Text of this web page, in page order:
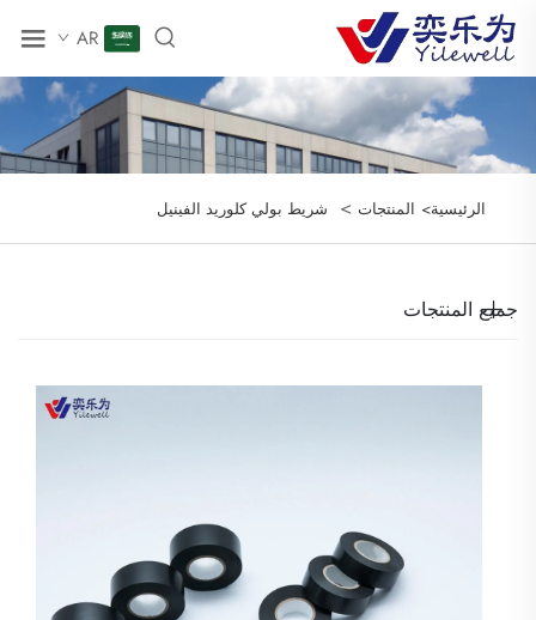
AR
الرئيسية> المنتجات> شريط بولي كلوريد الفينيل
جميع المنتجات